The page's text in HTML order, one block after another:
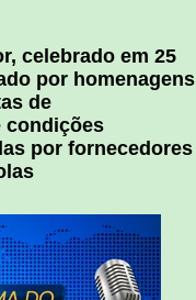
celebrado em 25
por homenagens
de
condições
por fornecedores